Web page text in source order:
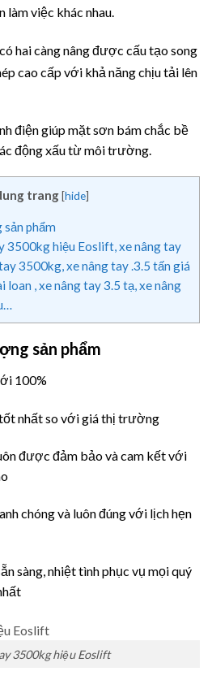
làm việc khác nhau.
có hai càng nâng được cấu tạo song
cao cấp với khả năng chịu tải lên
điện giúp mặt sơn bám chắc bề
động xấu từ môi trường.
trang [hide]
phẩm
3500kg hiệu Eoslift, xe nâng tay
3500kg, xe nâng tay .3.5 tấn giá
loan , xe nâng tay 3.5 tạ, xe nâng
sản phẩm
100%
nhất so với giá thị trường
được đảm bảo và cam kết với
chóng và luôn đúng với lịch hẹn
sàng, nhiệt tình phục vụ mọi quý
3500kg hiệu Eoslift